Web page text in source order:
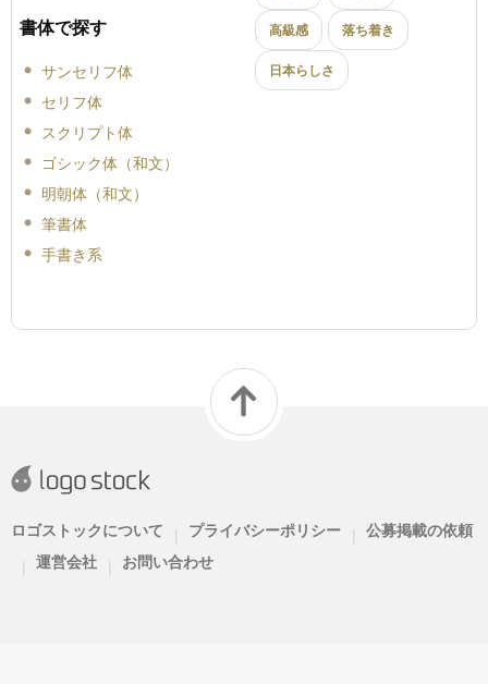
書体で探す
サンセリフ体
セリフ体
スクリプト体
ゴシック体（和文）
明朝体（和文）
筆書体
手書き系
高級感 落ち着き
日本らしさ
ロゴストックについて | プライバシーポリシー | 公募掲載の依頼
| 運営会社 | お問い合わせ